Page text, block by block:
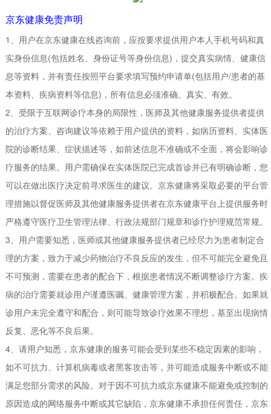
京东健康免责声明
1、用户在京东健康在线咨询前，应按要求提供用户本人手机号码和真
实身份信息(包括姓名、身份证号等身份信息)，提交真实病情、健康信
息等资料，并有责任按照平台要求填写预约申请单(包括用户/患者的基
本资料、疾病资料等信息)，所有信息必须准确、真实、有效。
2、受限于互联网诊疗本身的局限性，医师及其他健康服务提供者提供
的治疗方案、咨询建议等依赖于用户提供的资料，如病历资料、实体医
院的诊断结果、症状描述等，如前述信息不准确或不全面，将会影响诊
疗服务的结果。用户需确保在实体医院已完成首诊并已有明确诊断，您
可以在做出医疗决定前寻求医生的建议。京东健康将采取必要的平台管
理措施以督促医师及其他健康服务提供者在京东健康平台上提供服务时
严格遵守医疗卫生管理法律、行政法规部门规章和诊疗护理规范常规。
3、用户需要知悉，医师或其他健康服务提供者已经尽力为患者制定合
理的方案，致力于减少药物治疗不良反应的发生，但不可能完全避免且
不可预测，需要在患者的配合下，根据患者情况不断调整诊疗方案。疾
病的治疗需要就诊用户谨遵医嘱、健康管理方案，并积极配合。如果就
诊用户未完全遵守和配合，则可能导致诊疗效果不理想，基至出现病情
反复、恶化等不良后果。
4、请用户知悉，京东健康的服务可能会受到某些不稳定因素的影响，
如不可抗力、计算机病毒或者黑客攻击等，并可能造成服务中断或不能
满足您部分需求的风险。对于因不可抗力或京东健康不能避免或控制的
原因造成的网络服务中断或其它缺陷，京东健康不承担任何责任，京东